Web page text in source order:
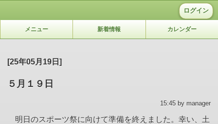
ログイン
メニュー 新着情報 カレンダー
[25年05月19日]
５月１９日
15:45 by manager
明日のスポーツ祭に向けて準備を終えました。幸い、土